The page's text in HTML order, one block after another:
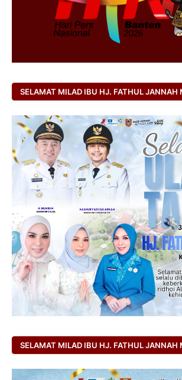
SELAMAT MILAD IBU HJ. FATHUL JANNAH
SELAMAT MILAD IBU HJ. FATHUL JANNAH